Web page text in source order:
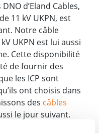
d’Eland Cables,
11 kV UKPN, est
Notre câble
UKPN est lui aussi
Cette disponibilité
de fournir des
les ICP sont
ont choisis dans
des câbles
le jour suivant.
pour en savoir